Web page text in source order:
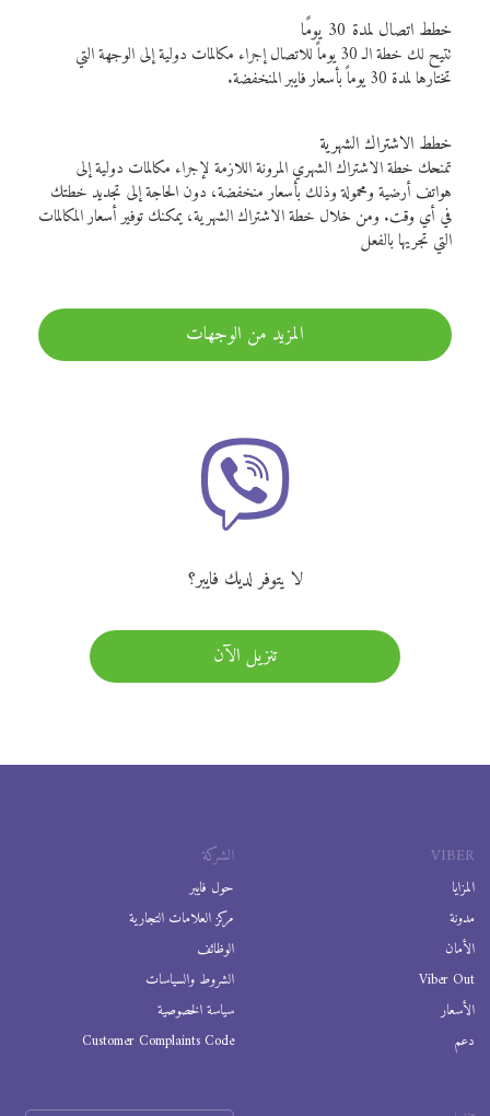
خطط اتصال لمدة 30 يومًا
تتيح لك خطة الـ 30 يوماً للاتصال إجراء مكالمات دولية إلى الوجهة التي
تختارها لمدة 30 يوماً بأسعار فايبر المنخفضة.
خطط الاشتراك الشهرية
تمنحك خطة الاشتراك الشهري المرونة اللازمة لإجراء مكالمات دولية إلى
هواتف أرضية ومحمولة وذلك بأسعار منخفضة، دون الحاجة إلى تجديد خطتك
في أي وقت. ومن خلال خطة الاشتراك الشهرية، يمكنك توفير أسعار المكالمات
التي تجريها بالفعل
المزيد من الوجهات
لا يتوفر لديك فايبر؟
تنزيل الآن
VIBER
المزايا
مدونة
الأمان
Viber Out
الأسعار
دعم
الشركة
حول فايبر
مركز العلامات التجارية
الوظائف
الشروط والسياسات
سياسة الخصوصية
Customer Complaints Code